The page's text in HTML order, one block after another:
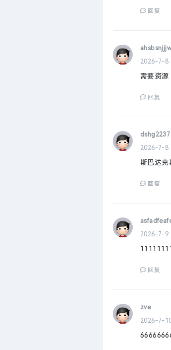
回复
ahsbsnjjjw
2026-7-8
需要资源
回复
dshg2237
2026-7-8
斯巴达克
回复
2026-7-9
回复
zve
2026-7-